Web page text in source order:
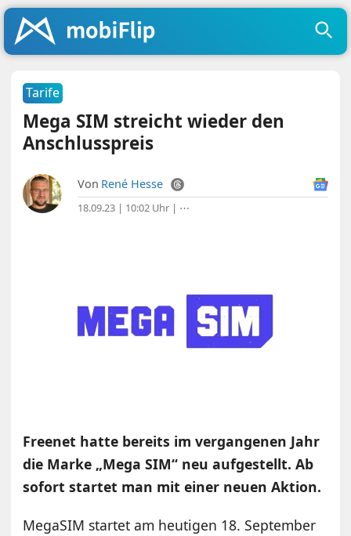
Tarife
Mega SIM streicht wieder den
Anschlusspreis
Von René Hesse
18.09.23 | 10:02 Uhr | ⋯
Freenet hatte bereits im vergangenen Jahr
die Marke „Mega SIM“ neu aufgestellt. Ab
sofort startet man mit einer neuen Aktion.
MegaSIM startet am heutigen 18. September